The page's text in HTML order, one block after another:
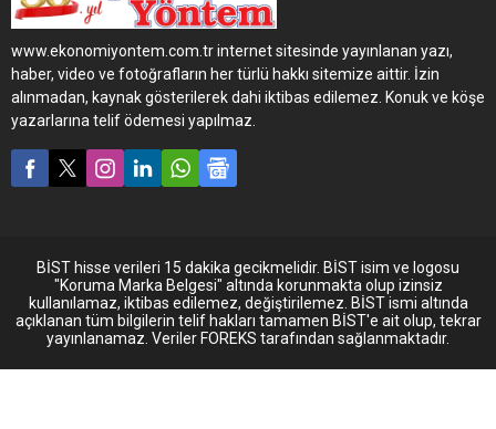
Klasik Otomobil Festivali,
nostalji severleri bir araya
getirdi. Etkinlikte sergilenen
yüzlerce klasik otomobil ve
minibüs, geçmişin ihtişamını
bugüne taşıdı. Festival,
klasik araç tutkunları
tarafından büyük ilgi gördü.
www.ekonomiyontem.com.tr internet sitesinde yayınlanan yazı,
haber, video ve fotoğrafların her türlü hakkı sitemize aittir. İzin
alınmadan, kaynak gösterilerek dahi iktibas edilemez. Konuk ve köşe
yazarlarına telif ödemesi yapılmaz.
BİST hisse verileri 15 dakika gecikmelidir. BİST isim ve logosu
"Koruma Marka Belgesi" altında korunmakta olup izinsiz
kullanılamaz, iktibas edilemez, değiştirilemez. BİST ismi altında
açıklanan tüm bilgilerin telif hakları tamamen BİST'e ait olup, tekrar
yayınlanamaz. Veriler FOREKS tarafından sağlanmaktadır.